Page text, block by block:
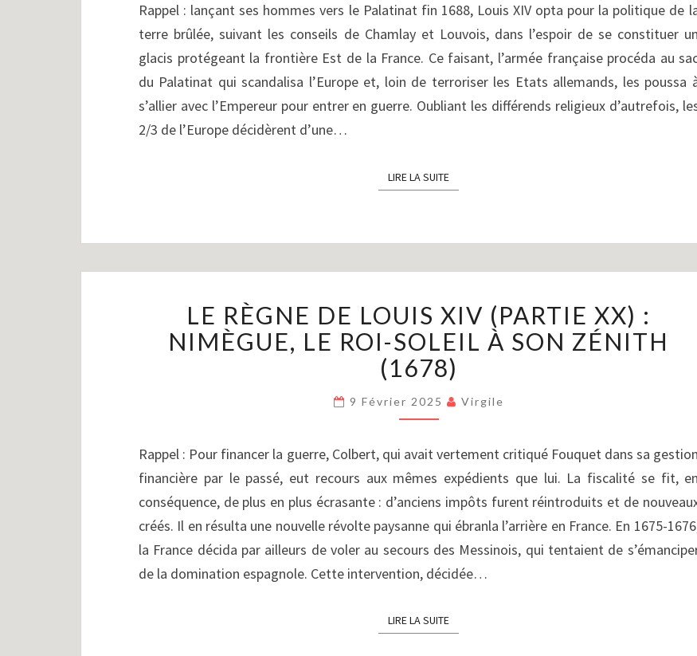
LA
GUERRE
DE
LIGUE
D’AUGSBOURG,
À
LA
Rappel : lançant ses hommes vers le Palatinat fin 1688, Louis XIV opta pour la politique de
terre brûlée, suivant les conseils de Chamlay et Louvois, dans l’espoir de se constituer un
glacis protégeant la frontière Est de la France. Ce faisant, l’armée française procéda au
du Palatinat qui scandalisa l’Europe et, loin de terroriser les Etats allemands, les poussa
s’allier avec l’Empereur pour entrer en guerre. Oubliant les différends religieux d’autrefois,
2/3 de l’Europe décidèrent d’une…
LIRE LA SUITELIRE LA SUITE
RÈGNE
DE
LOUIS
XIV
(PARTIE
XX)
NIMÈGUE,
LE
ROI-
SOLEIL
À
SON
ZÉNITH
LE RÈGNE DE LOUIS XIV (PARTIE XX) :
NIMÈGUE, LE ROI-SOLEIL À SON ZÉNITH
(1678)
9 Février 2025 Virgile
Rappel : Pour financer la guerre, Colbert, qui avait vertement critiqué Fouquet dans sa gestion
financière par le passé, eut recours aux mêmes expédients que lui. La fiscalité se fit, en
conséquence, de plus en plus écrasante : d’anciens impôts furent réintroduits et de
créés. Il en résulta une nouvelle révolte paysanne qui ébranla l’arrière en France. En 1675-
la France décida par ailleurs de voler au secours des Messinois, qui tentaient de
de la domination espagnole. Cette intervention, décidée…
LIRE LA SUITELIRE LA SUITE